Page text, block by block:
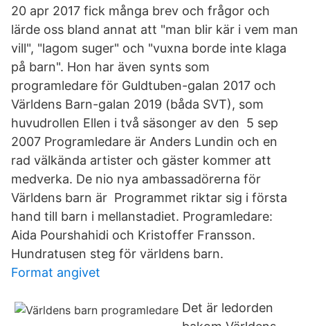
20 apr 2017 fick många brev och frågor och
lärde oss bland annat att "man blir kär i vem man
vill", "lagom suger" och "vuxna borde inte klaga
på barn". Hon har även synts som
programledare för Guldtuben-galan 2017 och
Världens Barn-galan 2019 (båda SVT), som
huvudrollen Ellen i två säsonger av den 5 sep
2007 Programledare är Anders Lundin och en
rad välkända artister och gäster kommer att
medverka. De nio nya ambassadörerna för
Världens barn är Programmet riktar sig i första
hand till barn i mellanstadiet. Programledare:
Aida Pourshahidi och Kristoffer Fransson.
Hundratusen steg för världens barn.
Format angivet
Det är ledorden